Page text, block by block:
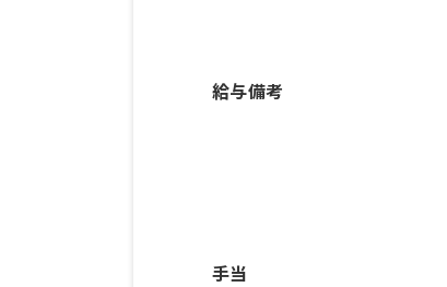
給与備考
手当